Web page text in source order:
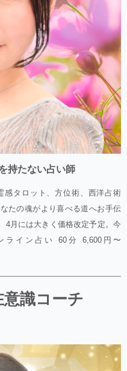
持たない占い師
感タロット、方位術、西洋占術
たの魂がより喜べる道へお手伝
4月には大きく価格改定予定。今
イン占い 60分 6,600円〜
識コーチ